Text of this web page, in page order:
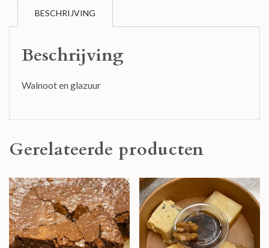
BESCHRIJVING
Beschrijving
Walnoot en glazuur
Gerelateerde producten